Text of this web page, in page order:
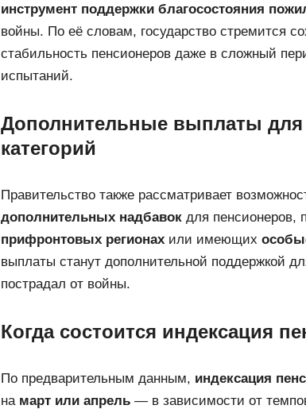
инструмент поддержки благосостояния
войны. По её словам, государство стремится
стабильность пенсионеров даже в сложный
испытаний.
Дополнительные выплаты
категорий
Правительство также рассматривает
дополнительных надбавок для пенсионеров,
прифронтовых регионах или имеющих
выплаты станут дополнительной поддержкой
пострадал от войны.
Когда состоится индексация
По предварительным данным, индексация
на март или апрель — в зависимости от